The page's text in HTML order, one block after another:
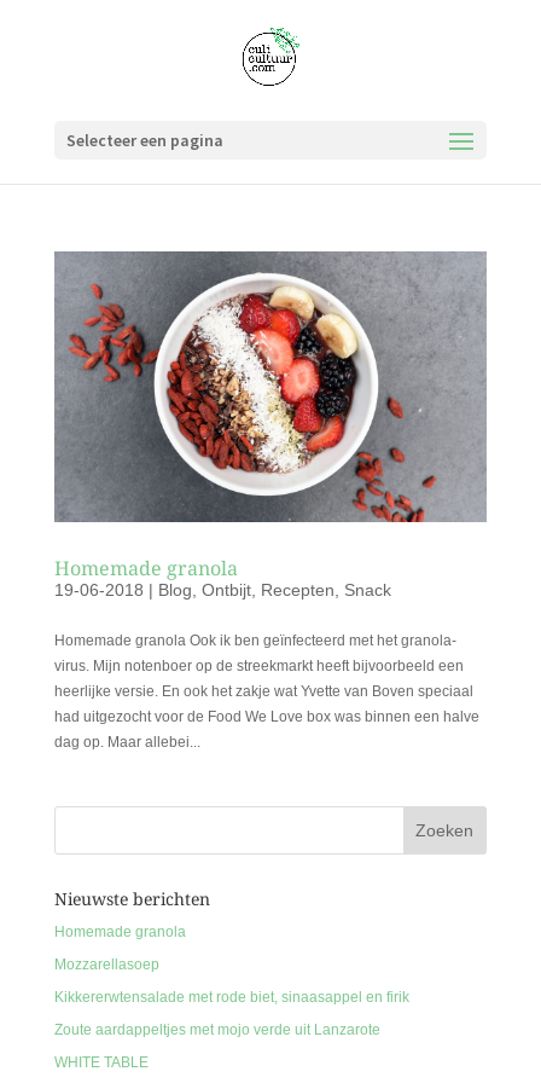
Selecteer een pagina
Homemade granola
19-06-2018 | Blog Ontbijt, Recepten Snack
Homemade granola Ook ik ben geïnfecteerd met het granola-
virus. Mijn notenboer op de streekmarkt heeft bijvoorbeeld een
heerlijke versie. En ook het zakje wat Yvette van Boven speciaal
had uitgezocht voor de Food We Love box was binnen een halve
dag op. Maar allebei...
Nieuwste berichten
Homemade granola
Mozzarellasoep
Kikkererwtensalade met rode biet, sinaasappel en firik
Zoute aardappeltjes met mojo verde uit Lanzarote
WHITE TABLE